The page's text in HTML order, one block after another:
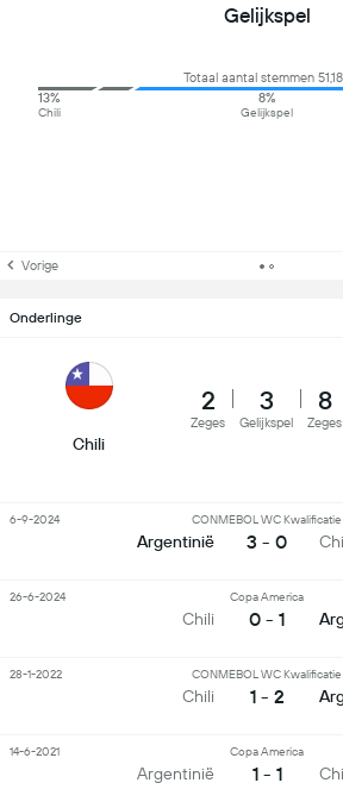
Gelijkspel
Totaal aantal stemmen
13%
Chili
8%
Gelijkspel
Vorige
Onderlinge
Chili
2
Zeges
3
Gelijkspel
8
Zeges
Argentinië
CONMEBOL WC Kwalificatie
3 - 0
6-9-2024
Chili
Copa America
0 - 1
26-6-2024
Chili
CONMEBOL WC Kwalificatie
1 - 2
28-1-2022
Argentinië
Copa America
1 - 1
14-6-2021